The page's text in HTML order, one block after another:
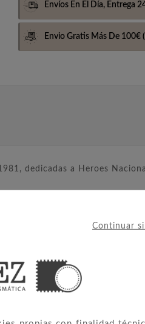
Continuar
Envíos En El Día, Entrega
Envio Gratis Más De 100€
dedicadas a Heroes